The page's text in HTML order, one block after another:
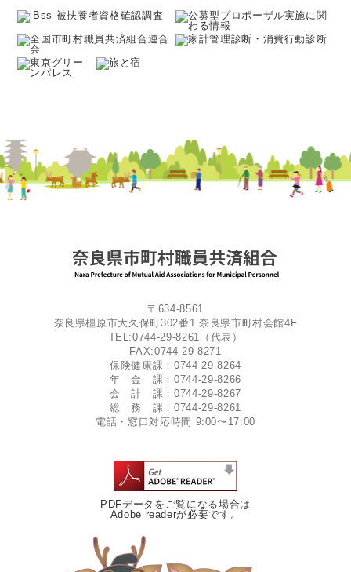
〒634-8561
奈良県橿原市大久保町302番1 奈良県市町村会館4F
TEL:0744-29-8261（代表）
FAX:0744-29-8271
保険健康課：0744-29-8264
年 金 課：0744-29-8266
会 計 課：0744-29-8267
総 務 課：0744-29-8261
電話・窓口対応時間 9:00〜17:00
PDFデータをご覧になる場合は
Adobe readerが必要です。